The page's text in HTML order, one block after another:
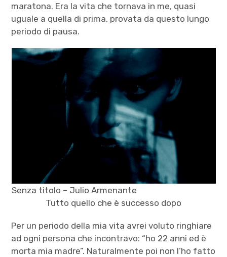
maratona. Era la vita che tornava in me, quasi
uguale a quella di prima, provata da questo lungo
periodo di pausa.
Senza titolo – Julio Armenante
Tutto quello che è successo dopo
Per un periodo della mia vita avrei voluto ringhiare
ad ogni persona che incontravo: “ho 22 anni ed è
morta mia madre”. Naturalmente poi non l’ho fatto